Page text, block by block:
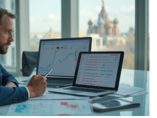
ошибок. Эта
каждому более осознанно
своими финансами.